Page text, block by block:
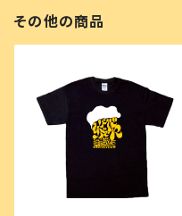
その他の商品